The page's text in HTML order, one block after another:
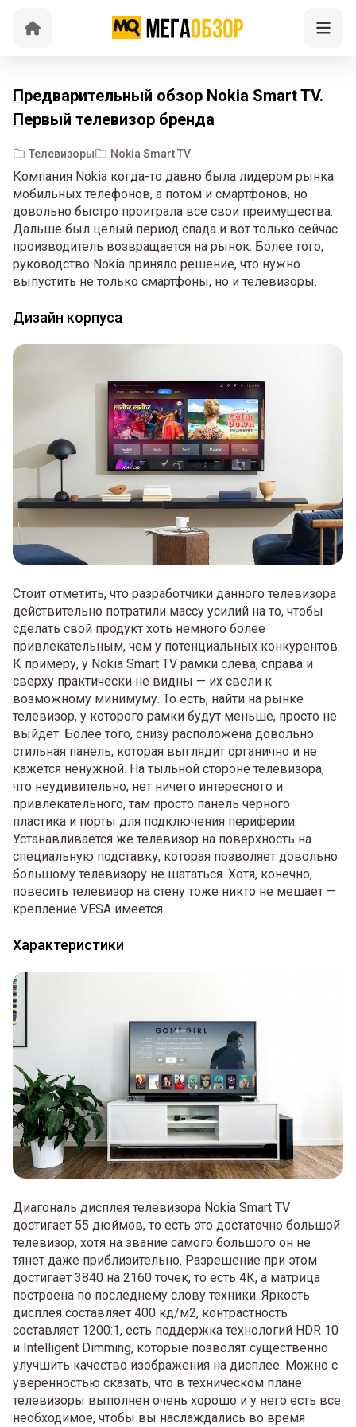
Предварительный обзор Nokia Smart TV.
Первый телевизор бренда
Телевизоры Nokia Smart TV
Компания Nokia когда-то давно была лидером рынка
мобильных телефонов, а потом и смартфонов, но
довольно быстро проиграла все свои преимущества.
Дальше был целый период спада и вот только сейчас
производитель возвращается на рынок. Более того,
руководство Nokia приняло решение, что нужно
выпустить не только смартфоны, но и телевизоры.
Дизайн корпуса
Стоит отметить, что разработчики данного телевизора
действительно потратили массу усилий на то, чтобы
сделать свой продукт хоть немного более
привлекательным, чем у потенциальных конкурентов.
К примеру, у Nokia Smart TV рамки слева, справа и
сверху практически не видны — их свели к
возможному минимуму. То есть, найти на рынке
телевизор, у которого рамки будут меньше, просто не
выйдет. Более того, снизу расположена довольно
стильная панель, которая выглядит органично и не
кажется ненужной. На тыльной стороне телевизора,
что неудивительно, нет ничего интересного и
привлекательного, там просто панель черного
пластика и порты для подключения периферии.
Устанавливается же телевизор на поверхность на
специальную подставку, которая позволяет довольно
большому телевизору не шататься. Хотя, конечно,
повесить телевизор на стену тоже никто не мешает —
крепление VESA имеется.
Характеристики
Диагональ дисплея телевизора Nokia Smart TV
достигает 55 дюймов, то есть это достаточно большой
телевизор, хотя на звание самого большого он не
тянет даже приблизительно. Разрешение при этом
достигает 3840 на 2160 точек, то есть 4К, а матрица
построена по последнему слову техники. Яркость
дисплея составляет 400 кд/м2, контрастность
составляет 1200:1, есть поддержка технологий HDR 10
и Intelligent Dimming, которые позволят существенно
улучшить качество изображения на дисплее. Можно с
уверенностью сказать, что в техническом плане
телевизоры выполнен очень хорошо и у него есть все
необходимое, чтобы вы наслаждались во время